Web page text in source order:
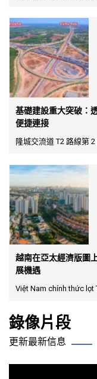
基礎建設重大突破：
便捷連接
隆城交流道 T2 路線第
越南在亞太經濟版圖
展機遇
Việt Nam chính thức lọt
錄像片段
更新最新信息